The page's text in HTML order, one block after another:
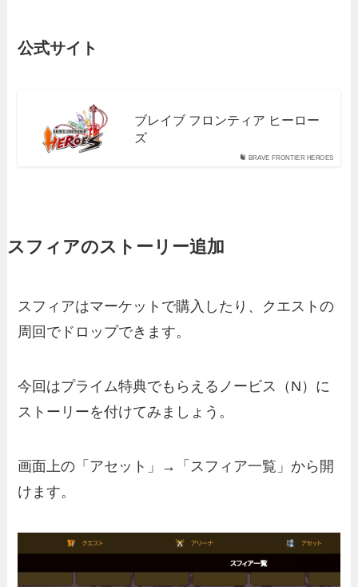
公式サイト
BRAVE FRONTIER HEROES
ブレイブ フロンティア ヒーロー
ズ
スフィアのストーリー追加
スフィアはマーケットで購入したり、クエストの
周回でドロップできます。
今回はプライム特典でもらえるノービス（N）に
ストーリーを付けてみましょう。
画面上の「アセット」→「スフィア一覧」から開
けます。